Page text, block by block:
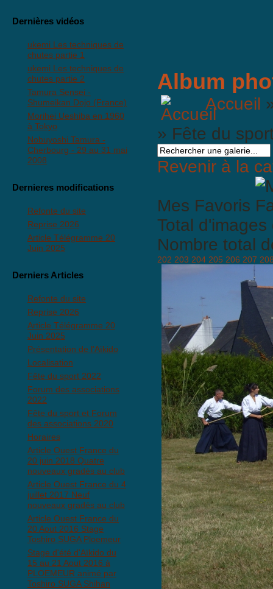
Dernières vidéos
ukemi Les techniques de
chutes partie 1
ukemi Les techniques de
chutes partie 2
Tamura Sensei -
Shumeikan Dojo (France)
Morihei Ueshiba en 1960
à Tokyo
Nobuyoshi Tamura -
Cherbourg - 29 au 31 mai
2008
Dernieres modifications
Refonte du site
Reprise 2026
Article Télégramme 20
Juin 2025
Derniers Articles
Refonte du site
Reprise 2026
Article Télégramme 20
Juin 2025
Présentation de l'Aïkido
Localisation
Fête du sport 2022
Forum des associations
2022
Fête du sport et Forum
des associations 2020
Horaires
Article Ouest France du
20 juin 2018 Quatre
nouveaux gradés au club
Article Ouest France du 4
juillet 2017 Neuf
nouveaux gradés au club
Article Ouest France du
20 Aout 2016 Stage
Toshiro SUGA Ploemeur
Stage d'été d'Aïkido du
15 au 21 Aout 2016 à
PLOEMEUR animé par
Toshiro SUGA Shihan
Album
Accueil
» Fête du
Revenir à la
Mes Favoris
Total
Nombre total
202 203 204 205 206 207